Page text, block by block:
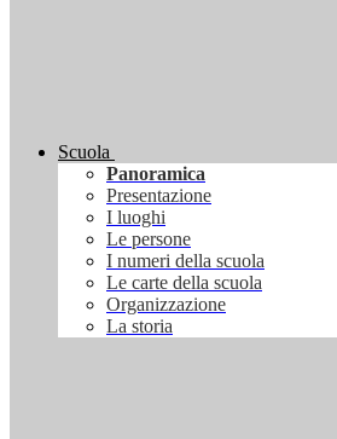
Scuola
Panoramica
Presentazione
I luoghi
Le persone
I numeri della scuola
Le carte della scuola
Organizzazione
La storia